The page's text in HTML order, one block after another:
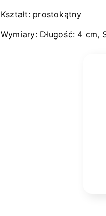
Kształt: prostokątny
Wymiary: Długość: 4 cm,